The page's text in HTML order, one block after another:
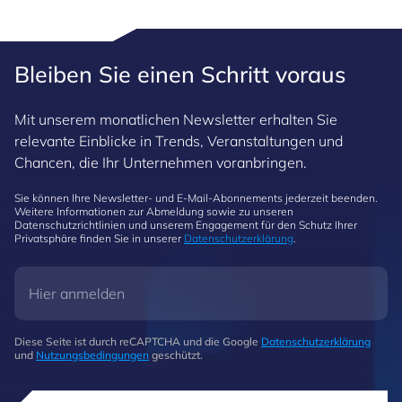
Bleiben Sie einen Schritt voraus
Mit unserem monatlichen Newsletter erhalten Sie
relevante Einblicke in Trends, Veranstaltungen und
Chancen, die Ihr Unternehmen voranbringen.
Sie können Ihre Newsletter- und E-Mail-Abonnements jederzeit beenden.
Weitere Informationen zur Abmeldung sowie zu unseren
Datenschutzrichtlinien und unserem Engagement für den Schutz Ihrer
Privatsphäre finden Sie in unserer Datenschutzerklärung.
Diese Seite ist durch reCAPTCHA und die Google Datenschutzerklärung
und Nutzungsbedingungen geschützt.